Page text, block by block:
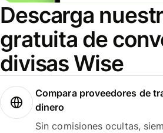
Descarga
gratuita de
divisas Wise
Compara proveedores de
dinero
Sin comisiones ocultas,